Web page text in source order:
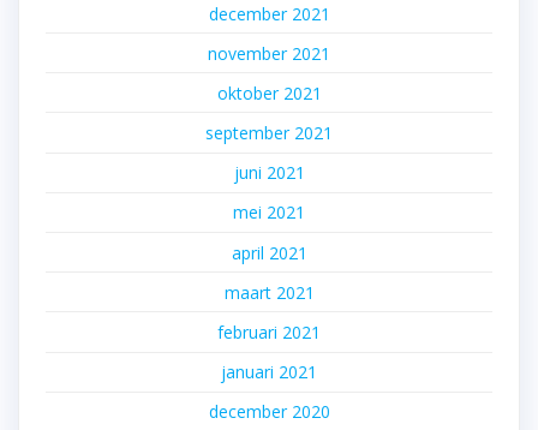
december 2021
november 2021
oktober 2021
september 2021
juni 2021
mei 2021
april 2021
maart 2021
februari 2021
januari 2021
december 2020